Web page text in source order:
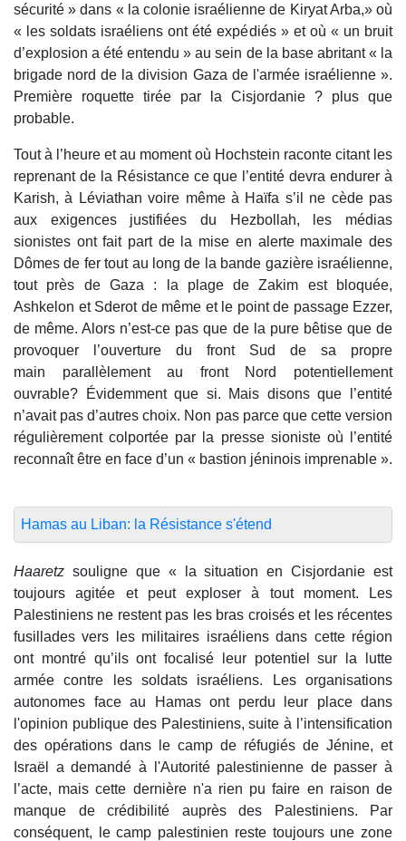
sécurité » dans « la colonie israélienne de Kiryat Arba,» où
« les soldats israéliens ont été expédiés » et où « un bruit
d’explosion a été entendu » au sein de la base abritant « la
brigade nord de la division Gaza de l'armée israélienne ».
Première roquette tirée par la Cisjordanie ? plus que
probable.
Tout à l’heure et au moment où Hochstein raconte citant les
reprenant de la Résistance ce que l’entité devra endurer à
Karish, à Léviathan voire même à Haïfa s’il ne cède pas
aux exigences justifiées du Hezbollah, les médias
sionistes ont fait part de la mise en alerte maximale des
Dômes de fer tout au long de la bande gazière israélienne,
tout près de Gaza : la plage de Zakim est bloquée,
Ashkelon et Sderot de même et le point de passage Ezzer,
de même. Alors n’est-ce pas que de la pure bêtise que de
provoquer l’ouverture du front Sud de sa propre
main parallèlement au front Nord potentiellement
ouvrable? Évidemment que si. Mais disons que l’entité
n’avait pas d’autres choix. Non pas parce que cette version
régulièrement colportée par la presse sioniste où l’entité
reconnaît être en face d’un « bastion jéninois imprenable ».
Hamas au Liban: la Résistance s'étend
Haaretz souligne que « la situation en Cisjordanie est
toujours agitée et peut exploser à tout moment. Les
Palestiniens ne restent pas les bras croisés et les récentes
fusillades vers les militaires israéliens dans cette région
ont montré qu’ils ont focalisé leur potentiel sur la lutte
armée contre les soldats israéliens. Les organisations
autonomes face au Hamas ont perdu leur place dans
l'opinion publique des Palestiniens, suite à l’intensification
des opérations dans le camp de réfugiés de Jénine, et
Israël a demandé à l'Autorité palestinienne de passer à
l’acte, mais cette dernière n'a rien pu faire en raison de
manque de crédibilité auprès des Palestiniens. Par
conséquent, le camp palestinien reste toujours une zone